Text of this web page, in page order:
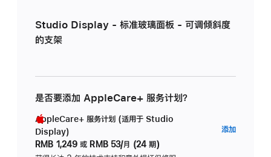
Studio Display - 标准玻璃面板 - 可调倾斜度
的支架
是否要添加 AppleCare+ 服务计划？
AppleCare+ 服务计划 (适用于 Studio
Display)
RMB 1,249 或 RMB 53/月 (24 期)
添加